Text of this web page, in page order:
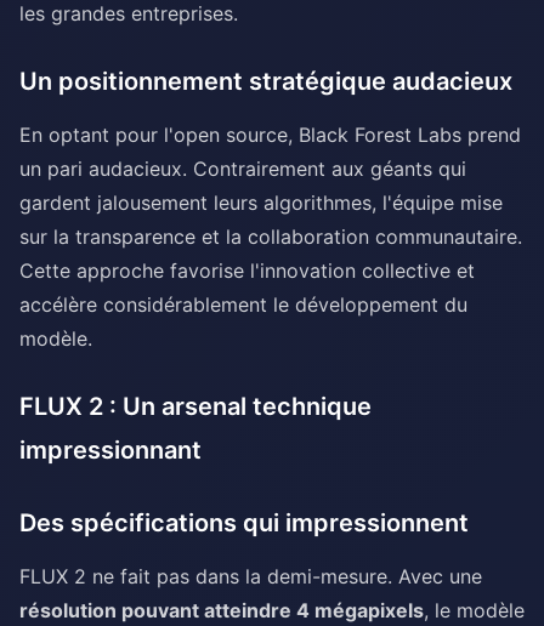
les grandes entreprises.
Un positionnement stratégique audacieux
En optant pour l'open source, Black Forest Labs prend
un pari audacieux. Contrairement aux géants qui
gardent jalousement leurs algorithmes, l'équipe mise
sur la transparence et la collaboration communautaire.
Cette approche favorise l'innovation collective et
accélère considérablement le développement du
modèle.
FLUX 2 : Un arsenal technique
impressionnant
Des spécifications qui impressionnent
FLUX 2 ne fait pas dans la demi-mesure. Avec une
résolution pouvant atteindre 4 mégapixels, le modèle